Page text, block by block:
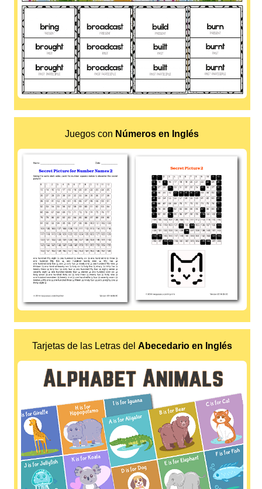
Juegos con Números en Inglés
Tarjetas de las Letras del Abecedario en Inglés